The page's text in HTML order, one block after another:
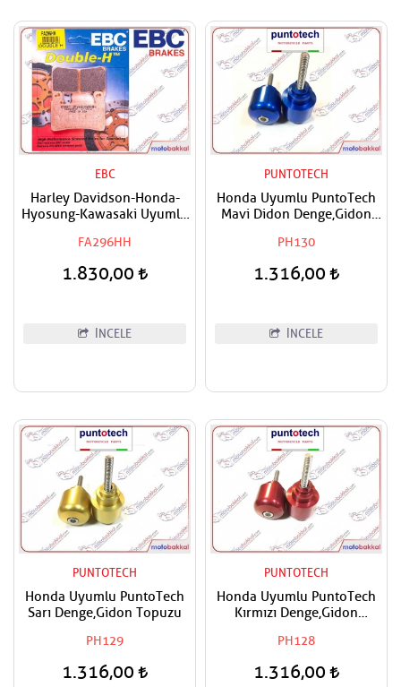
EBC
Harley Davidson-Honda-
Hyosung-Kawasaki Uyumlu
Fren Balatası
FA296HH
1.830,00
İNCELE
PUNTOTECH
Honda Uyumlu PuntoTech
Mavi Didon Denge,Gidon
PH130
1.316,00
İNCELE
PUNTOTECH
Honda Uyumlu PuntoTech
Sarı Denge,Gidon Topuzu
PH129
1.316,00
PUNTOTECH
Honda Uyumlu PuntoTech
Kırmızı Denge,Gidon
PH128
1.316,00